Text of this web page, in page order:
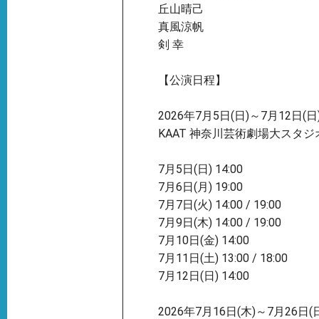
丘山晴己
真風涼帆
剣 幸
【公演日程】
2026年7月5日(日)～7月12日(
KAAT 神奈川芸術劇場大スタジ
7月5日(日) 14:00
7月6日(月) 19:00
7月7日(火) 14:00 / 19:00
7月9日(木) 14:00 / 19:00
7月10日(金) 14:00
7月11日(土) 13:00 / 18:00
7月12日(日) 14:00
2026年7月16日(木)～7月26日(